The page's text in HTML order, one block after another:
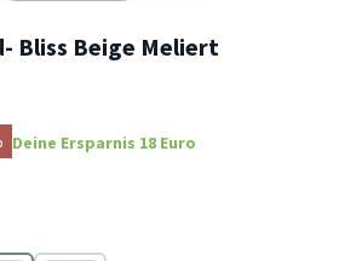
Bliss Beige Meliert
Deine Ersparnis 18 Euro